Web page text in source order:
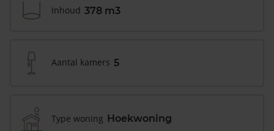
Inhoud 378 m3
Aantal kamers 5
Type woning Hoekwoning